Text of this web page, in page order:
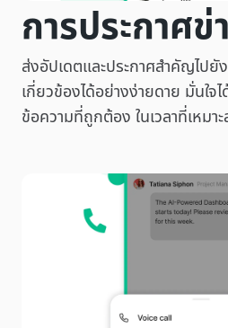
การประกาศข่
ส่งอัปเดตและประกาศสำคัญไป
เกี่ยวข้องได้อย่างง่ายดาย มั่นใจ
ข้อความที่ถูกต้อง ในเวลาที่เหมา